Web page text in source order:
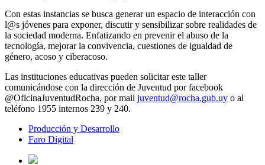
Con estas instancias se busca generar un espacio de interacción con
l@s jóvenes para exponer, discutir y sensibilizar sobre realidades de
la sociedad moderna. Enfatizando en prevenir el abuso de la
tecnología, mejorar la convivencia, cuestiones de igualdad de
género, acoso y ciberacoso.
Las instituciones educativas pueden solicitar este taller
comunicándose con la dirección de Juventud por facebook
@OficinaJuventudRocha, por mail juventud@rocha.gub.uy o al
teléfono 1955 internos 239 y 240.
Producción y Desarrollo
Faro Digital